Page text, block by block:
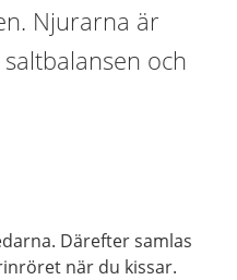
Njurarna är
och
Därefter samlas
när du kissar.